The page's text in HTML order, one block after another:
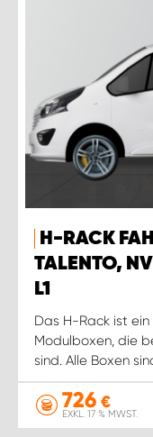
H-RACK
TALENTO,
L1
Das H-Rack ist
Modulboxen, die
sind. Alle Boxen
726 €
EXKL. 17 % MWST.